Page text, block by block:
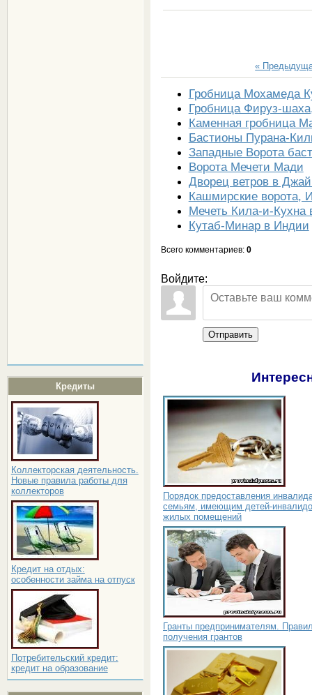
Кредиты
Коллекторская деятельность.
Новые правила работы для
коллекторов
Кредит на отдых:
особенности займа на отпуск
Потребительский кредит:
кредит на образование
«
Гробница Мохамеда
Гробница Фируз-
Каменная гробница
Бастионы Пурана-
Западные Ворота
Ворота Мечети Мади
Дворец ветров в
Кашмирские ворота,
Мечеть Кила-и-Кухна
Кутаб-Минар в Индии
Всего комментариев: 0
Войдите:
Отправить
Порядок предоставления
семьям, имеющим детей-
жилых помещений
Гранты предпринимателям.
получения грантов